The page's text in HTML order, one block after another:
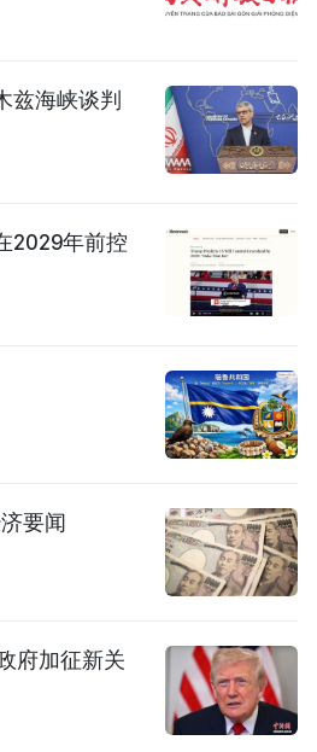
兹海峡谈判
2029年前控
要闻
府加征新关